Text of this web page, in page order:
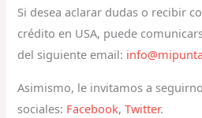
Si desea aclarar dudas o recibir
crédito en USA, puede
del siguiente email:
Asimismo, le invitamos a
sociales: Facebook,Twitter.